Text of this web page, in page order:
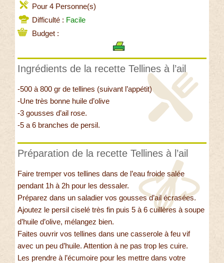
Pour 4 Personne(s)
Difficulté : Facile
Budget :
Ingrédients de la recette Tellines à l’ail
-500 à 800 gr de tellines (suivant l’appétit)
-Une très bonne huile d’olive
-3 gousses d’ail rose.
-5 a 6 branches de persil.
Préparation de la recette Tellines à l’ail
Faire tremper vos tellines dans de l’eau froide salée
pendant 1h à 2h pour les dessaler.
Préparez dans un saladier vos gousses d’ail écrasées.
Ajoutez le persil ciselé très fin puis 5 à 6 cuillères à soupe
d’huile d’olive, mélangez bien.
Faites ouvrir vos tellines dans une casserole à feu vif
avec un peu d’huile. Attention à ne pas trop les cuire.
Les prendre à l’écumoire pour les mettre dans votre